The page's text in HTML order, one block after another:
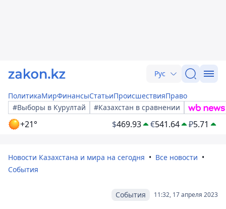
Рус
ПолитикаМирФинансыСтатьиПроисшествияПраво
#Выборы в Курултай
#Казахстан в сравнении
+21° $469.93 €541.64 ₽5.71
Новости Казахстана и мира на сегодня
Все новости
События
11:32, 17 апреля 2023
События